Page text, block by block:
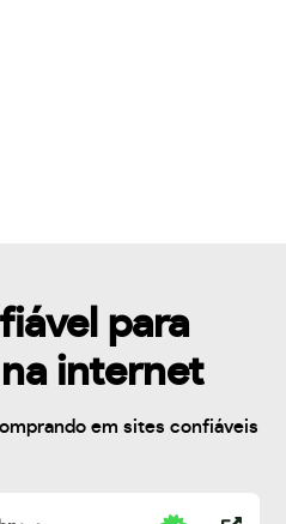
para
internet
em sites confiáveis